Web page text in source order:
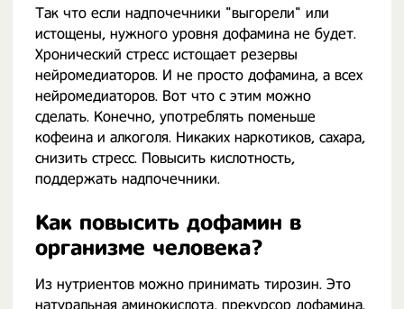
Так что если надпочечники "выгорели" или
истощены, нужного уровня дофамина не будет.
Хронический стресс истощает резервы
нейромедиаторов. И не просто дофамина, а всех
нейромедиаторов. Вот что с этим можно
сделать. Конечно, употреблять поменьше
кофеина и алкоголя. Никаких наркотиков, сахара,
снизить стресс. Повысить кислотность,
поддержать надпочечники.
Как повысить дофамин в
организме человека?
Из нутриентов можно принимать тирозин. Это
натуральная аминокислота, прекурсор дофамина.